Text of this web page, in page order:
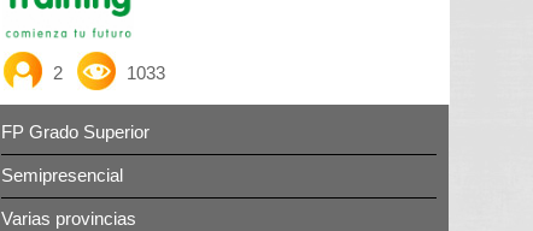
2 1033
FP Grado Superior
Semipresencial
Varias provincias